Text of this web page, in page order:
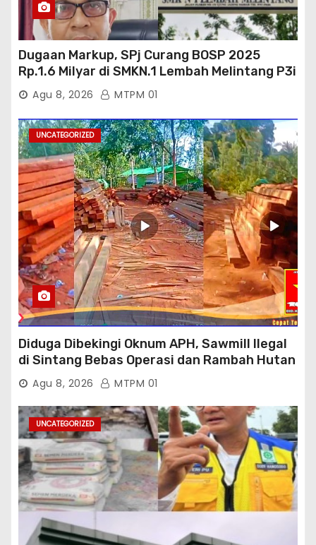
Dugaan Markup, SPj Curang BOSP 2025
Rp.1.6 Milyar di SMKN.1 Lembah Melintang P3i
: Kajati Sumbar Panggil dan Periksa
Agu 8, 2026 MTPM 01
UNCATEGORIZED
Diduga Dibekingi Oknum APH, Sawmill Ilegal
di Sintang Bebas Operasi dan Rambah Hutan
Lindung
Agu 8, 2026 MTPM 01
UNCATEGORIZED